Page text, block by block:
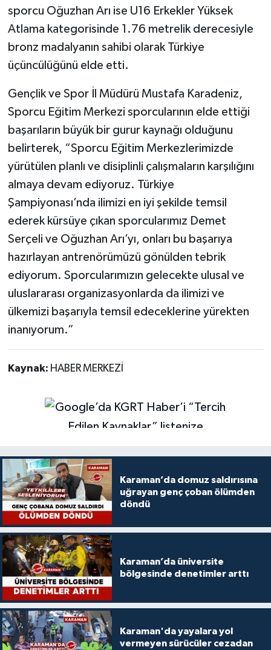
sporcu Oğuzhan Arı ise U16 Erkekler Yüksek
Atlama kategorisinde 1.76 metrelik derecesiyle
bronz madalyanın sahibi olarak Türkiye
üçüncülüğünü elde etti.
Gençlik ve Spor İl Müdürü Mustafa Karadeniz,
Sporcu Eğitim Merkezi sporcularının elde ettiği
başarıların büyük bir gurur kaynağı olduğunu
belirterek, “Sporcu Eğitim Merkezlerimizde
yürütülen planlı ve disiplinli çalışmaların karşılığını
almaya devam ediyoruz. Türkiye
Şampiyonası’nda ilimizi en iyi şekilde temsil
ederek kürsüye çıkan sporcularımız Demet
Serçeli ve Oğuzhan Arı’yı, onları bu başarıya
hazırlayan antrenörümüzü gönülden tebrik
ediyorum. Sporcularımızın gelecekte ulusal ve
uluslararası organizasyonlarda da ilimizi ve
ülkemizi başarıyla temsil edeceklerine yürekten
inanıyorum.”
Kaynak: HABER MERKEZİ
Karaman’da domuz saldırısına
uğrayan genç çoban ölümden
döndü
Karaman’da üniversite
bölgesinde denetimler arttı
Karaman'da yayalara yol
vermeyen sürücüler cezadan